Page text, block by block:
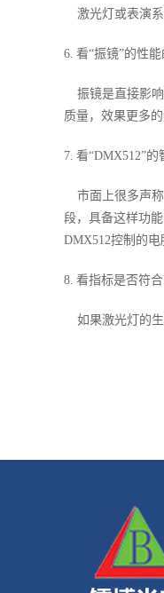
激光灯或表演系
6. 看“振镜”的性
振镜是直接影响
质量，效果更多的
7. 看“DMX512”的
市面上很多声称
段，具备这样功
DMX512控制的
8. 看指标是否符
如果激光灯的生